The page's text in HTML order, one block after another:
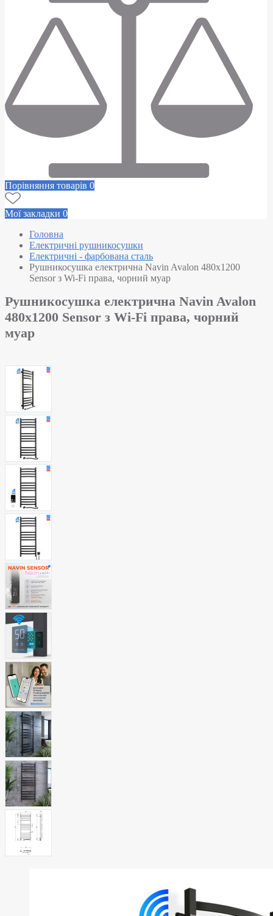
Порівняння товарів 0
Мої закладки 0
Головна
Електричні рушникосушки
Електричні - фарбована сталь
Рушникосушка електрична Navin Avalon 480х1200
Sensor з Wi-Fi права, чорний муар
Рушникосушка електрична Navin Avalon
480х1200 Sensor з Wi-Fi права, чорний
муар